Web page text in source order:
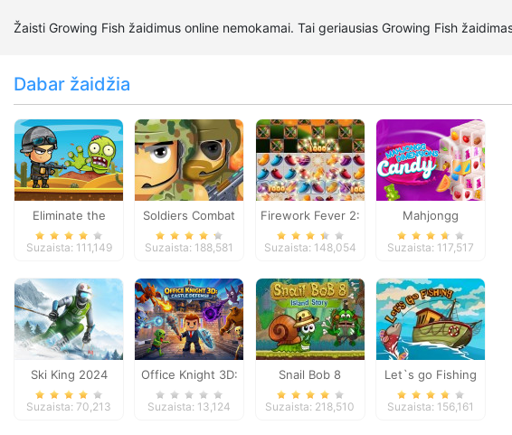
Žaisti Growing Fish žaidimus online nemokamai. Tai geriausias Growing Fish
Dabar žaidžia
Eliminate the
Zombies
Suzaista: 111,149
Soldiers Combat
Suzaista: 188,581
Firework Fever 2:
Trail of the Water
Suzaista: 148,054
Mahjongg
Dimensions Candy
Suzaista: 117,517
Ski King 2024
Suzaista: 70,213
Office Knight 3D:
Castle Defense
Suzaista: 13,124
Snail Bob 8
Suzaista: 218,510
Let`s go Fishing
Suzaista: 156,161